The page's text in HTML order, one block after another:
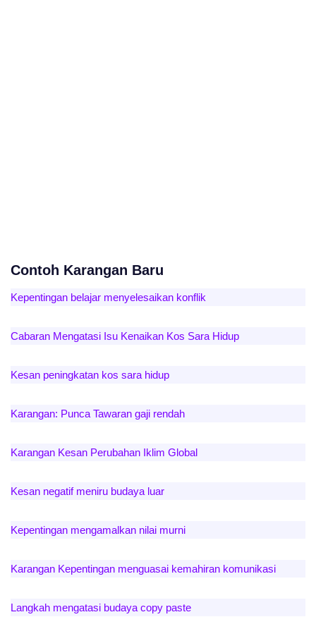
Contoh Karangan Baru
Kepentingan belajar menyelesaikan konflik
Cabaran Mengatasi Isu Kenaikan Kos Sara Hidup
Kesan peningkatan kos sara hidup
Karangan: Punca Tawaran gaji rendah
Karangan Kesan Perubahan Iklim Global
Kesan negatif meniru budaya luar
Kepentingan mengamalkan nilai murni
Karangan Kepentingan menguasai kemahiran komunikasi
Langkah mengatasi budaya copy paste